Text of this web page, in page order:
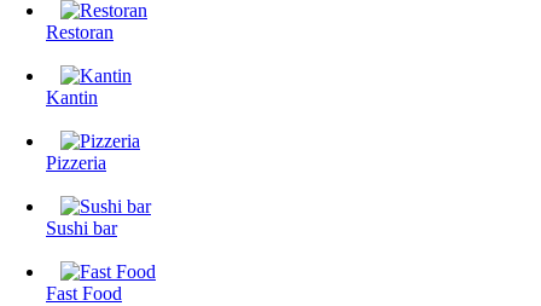
Restoran
Kantin
Pizzeria
Sushi bar
Fast Food